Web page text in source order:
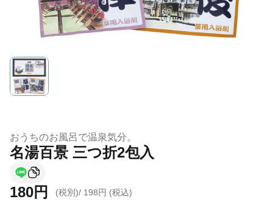
おうちのお風呂で温泉気分。
名湯百景 三つ折2包入
180円 (税別)/ 198円 (税込)